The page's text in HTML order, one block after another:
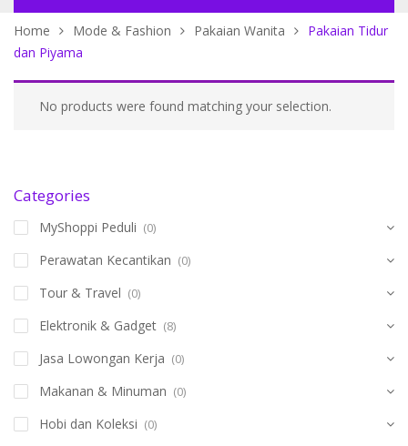
Home Mode & Fashion Pakaian Wanita
Pakaian Tidur
dan Piyama
No products were found matching your selection.
Categories
MyShoppi Peduli (0)
Perawatan Kecantikan (0)
Tour & Travel (0)
Elektronik & Gadget (8)
Jasa Lowongan Kerja (0)
Makanan & Minuman (0)
Hobi dan Koleksi (0)